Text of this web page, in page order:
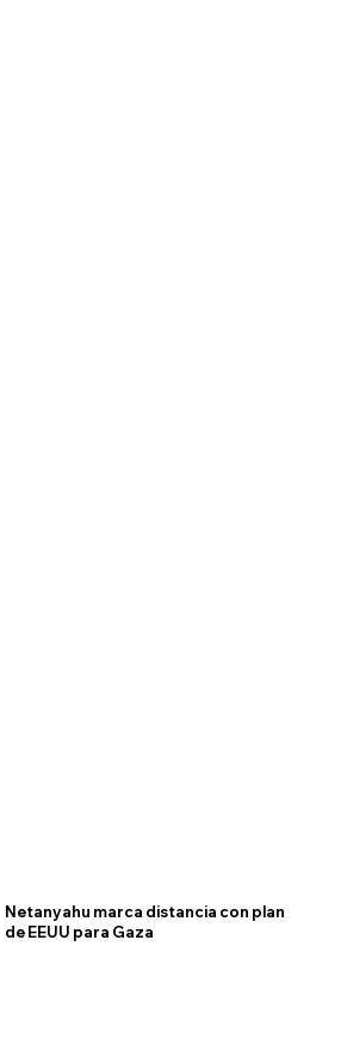
Netanyahu marca distancia con plan
de EEUU para Gaza